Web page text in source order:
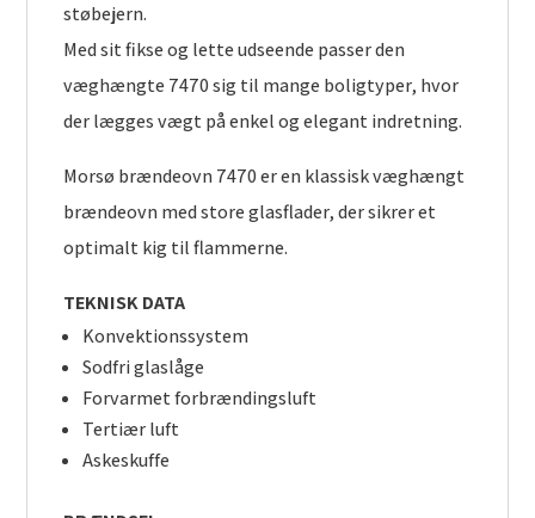
støbejern.
Med sit fikse og lette udseende passer den
væghængte 7470 sig til mange boligtyper, hvor
der lægges vægt på enkel og elegant indretning.
Morsø brændeovn 7470 er en klassisk væghængt
brændeovn med store glasflader, der sikrer et
optimalt kig til flammerne.
TEKNISK DATA
Konvektionssystem
Sodfri glaslåge
Forvarmet forbrændingsluft
Tertiær luft
Askeskuffe